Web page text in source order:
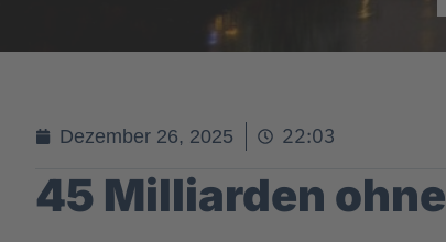
Dezember 26, 2025 22:03
45 Milliarden